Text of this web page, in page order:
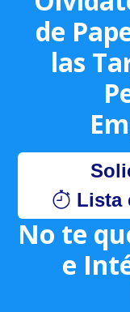
de
las
Lista
No te
e